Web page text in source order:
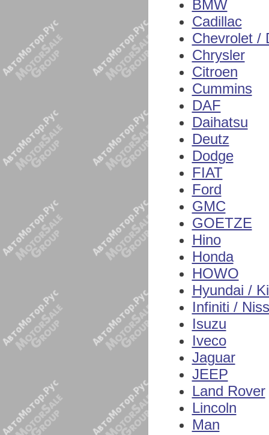
BMW
Cadillac
Chevrolet /
Chrysler
Citroen
Cummins
DAF
Daihatsu
Deutz
Dodge
FIAT
Ford
GMC
GOETZE
Hino
Honda
HOWO
Hyundai /
Infiniti /
Isuzu
Iveco
Jaguar
JEEP
Land Rover
Lincoln
Man